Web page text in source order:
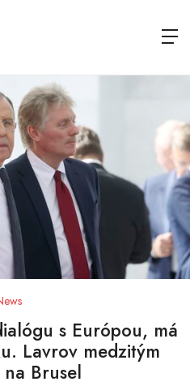
s Európou, má
Lavrov medzitým
Brusel